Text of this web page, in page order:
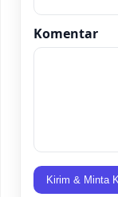
Komentar
Kirim & Minta